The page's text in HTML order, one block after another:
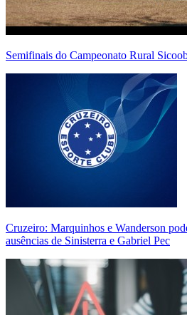
Semifinais do Campeonato Rural
Cruzeiro: Marquinhos e Wanderson
ausências de Sinisterra e Gabriel Pec